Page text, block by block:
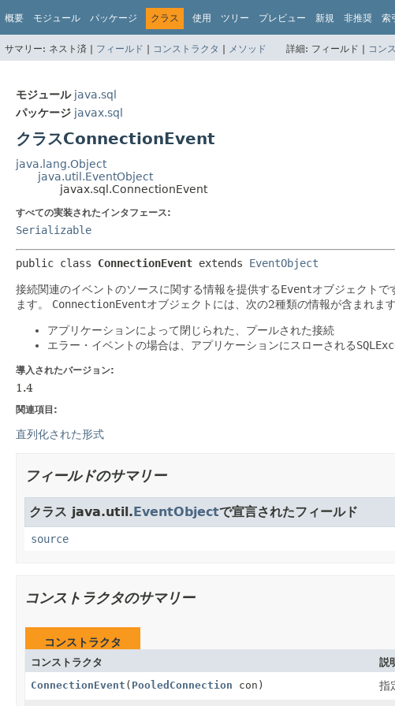
概要 モジュール パッケージ クラス 使用 ツリー プレビュー 新規 非推奨 索引
サマリー: ネスト済 | フィールド | コンストラクタ | メソッド 詳細: フィールド | コン
モジュール java.sql
パッケージ javax.sql
クラスConnectionEvent
java.lang.Object
java.util.EventObject
javax.sql.ConnectionEvent
すべての実装されたインタフェース:
Serializable
public class ConnectionEvent extends EventObject
接続関連のイベントのソースに関する情報を提供するEventオブジェクトで
ます。
ConnectionEventオブジェクトには、次の2種類の情報が含まれます
アプリケーションによって閉じられた、プールされた接続
エラー・イベントの場合は、アプリケーションにスローされる
導入されたバージョン:
1.4
関連項目:
直列化された形式
フィールドのサマリー
クラス java.util.EventObjectで宣言されたフィールド
source
コンストラクタのサマリー
コンストラクタ
コンストラクタ
説
ConnectionEvent ( PooledConnection con) 指